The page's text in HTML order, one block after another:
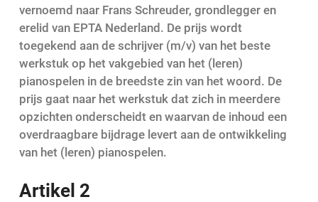
vernoemd naar Frans Schreuder, grondlegger en
erelid van EPTA Nederland. De prijs wordt
toegekend aan de schrijver (m/v) van het beste
werkstuk op het vakgebied van het (leren)
pianospelen in de breedste zin van het woord. De
prijs gaat naar het werkstuk dat zich in meerdere
opzichten onderscheidt en waarvan de inhoud een
overdraagbare bijdrage levert aan de ontwikkeling
van het (leren) pianospelen.
Artikel 2